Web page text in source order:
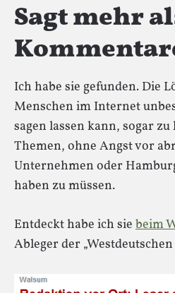
Sagt mehr
Ich habe sie gefunden. Die
Menschen im Internet
sagen lassen kann, sogar
Themen, ohne Angst vor
Unternehmen oder
haben zu müssen.
Entdeckt habe ich sie beim
Ableger der